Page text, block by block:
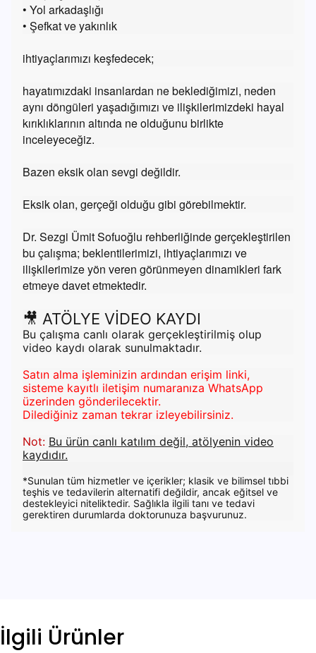
• Yol arkadaşlığı
• Şefkat ve yakınlık
ihtiyaçlarımızı keşfedecek;
hayatımızdaki insanlardan ne beklediğimizi, neden
aynı döngüleri yaşadığımızı ve ilişkilerimizdeki hayal
kırıklıklarının altında ne olduğunu birlikte
inceleyeceğiz.
Bazen eksik olan sevgi değildir.
Eksik olan, gerçeği olduğu gibi görebilmektir.
Dr. Sezgi Ümit Sofuoğlu rehberliğinde gerçekleştirilen
bu çalışma; beklentilerimizi, ihtiyaçlarımızı ve
ilişkilerimize yön veren görünmeyen dinamikleri fark
etmeye davet etmektedir.
🎥 ATÖLYE VİDEO KAYDI
Bu çalışma canlı olarak gerçekleştirilmiş olup
video kaydı olarak sunulmaktadır.
Satın alma işleminizin ardından erişim linki,
sisteme kayıtlı iletişim numaranıza WhatsApp
üzerinden gönderilecektir.
Dilediğiniz zaman tekrar izleyebilirsiniz.
Not: Bu ürün canlı katılım değil, atölyenin video
kaydıdır.
*Sunulan tüm hizmetler ve içerikler; klasik ve bilimsel tıbbi
teşhis ve tedavilerin alternatifi değildir, ancak eğitsel ve
destekleyici niteliktedir. Sağlıkla ilgili tanı ve tedavi
gerektiren durumlarda doktorunuza başvurunuz.
İlgili Ürünler